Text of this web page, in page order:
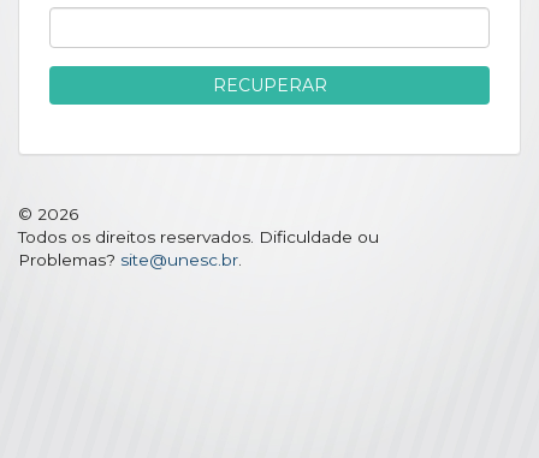
RECUPERAR
© 2026
Todos os direitos reservados. Dificuldade ou
Problemas? site@unesc.br